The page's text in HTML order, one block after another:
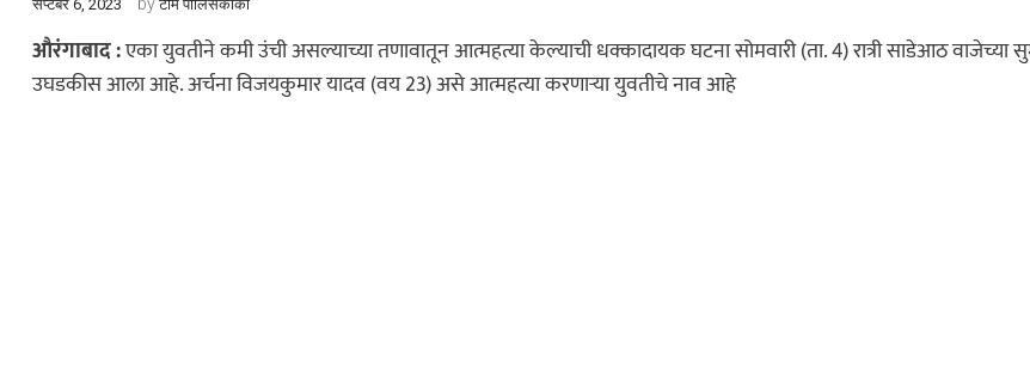
सप्टेंबर 6, 2023 byटीम पोलिसकाका
औरंगाबाद :एका युवतीने कमी उंची असल्याच्या तणावातून आत्महत्या केल्याची धक्कादायक घटना सोमवारी (ता. 4) रात्री साडेआठ वाजेच्या
उघडकीस आला आहे. अर्चना विजयकुमार यादव (वय 23) असे आत्महत्या करणाऱ्या युवतीचे नाव आहे